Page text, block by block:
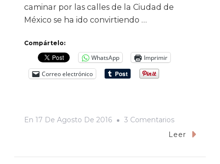
caminar por las calles de la Ciudad de
México se ha ido convirtiendo …
Compártelo:
WhatsApp
Imprimir
Correo electrónico
En 17 De Agosto De 2016 3 ComentariosEn
Caminando
Leer